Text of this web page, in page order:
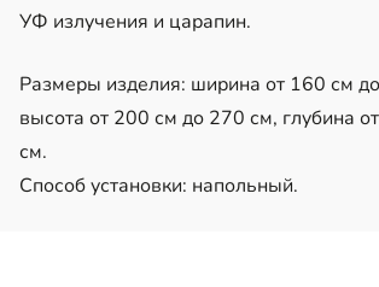
УФ излучения и царапин.
Размеры изделия: ширина от 160 см
высота от 200 см до 270 см, глубина
см.
Способ установки: напольный.